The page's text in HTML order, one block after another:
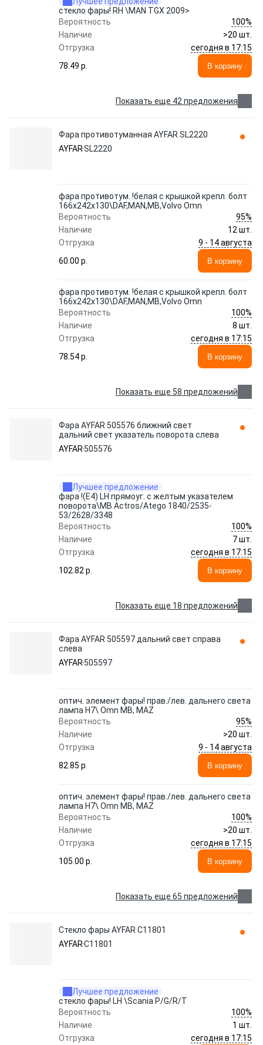
стекло фары! RH \MAN TGX 2009>
Вероятность
100%
Наличие
>20 шт.
Отгрузка
сегодня в 17:15
78.49 p.
В корзину
Показать еще 42 предложения
Фара противотуманная AYFAR SL2220
AYFARSL2220
фара противотум. !белая с крышкой крепл. болт
166x242x130\DAF,MAN,MB,Volvo Omn
Вероятность
95%
Наличие
12 шт.
Отгрузка
9 - 14 августа
60.00 p.
В корзину
фара противотум. !белая с крышкой крепл. болт
166x242x130\DAF,MAN,MB,Volvo Omn
Вероятность
100%
Наличие
8 шт.
Отгрузка
сегодня в 17:15
78.54 p.
В корзину
Показать еще 58 предложений
Фара AYFAR 505576 ближний свет
дальний свет указатель поворота слева
AYFAR 505576
Лучшее предложение
фара !(E4) LH прямоуг. с желтым указателем
поворота\MB Actros/Atego 1840/2535-
53/2628/3348
Вероятность
100%
Наличие
7 шт.
Отгрузка
сегодня в 17:15
102.82 p.
В корзину
Показать еще 18 предложений
Фара AYFAR 505597 дальний свет справа
слева
AYFAR 505597
оптич. элемент фары! прав./лев. дальнего света
лампа H7\ Omn MB, MAZ
Вероятность
95%
Наличие
>20 шт.
Отгрузка
9 - 14 августа
82.85 p.
В корзину
оптич. элемент фары! прав./лев. дальнего света
лампа H7\ Omn MB, MAZ
Вероятность
100%
Наличие
>20 шт.
Отгрузка
сегодня в 17:15
105.00 p.
В корзину
Показать еще 65 предложений
Стекло фары AYFAR C11801
AYFARC11801
Лучшее предложение
стекло фары! LH \Scania P/G/R/T
Вероятность
100%
Наличие
1 шт.
Отгрузка
сегодня в 17:15